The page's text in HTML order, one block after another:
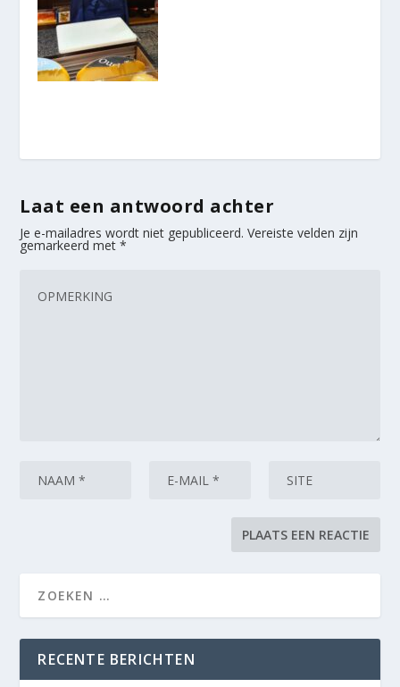
Laat een antwoord achter
Je e-mailadres wordt niet gepubliceerd. Vereiste velden zijn
gemarkeerd met*
RECENTE BERICHTEN